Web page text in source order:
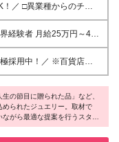
！／ □異業種からのチャ
～50代のスタッフが活
客のプロフェッショナ
から直接いただく感謝
つだけの商品づくりを支
経験者 月給25万円～40
には、別途、店長手当及
6カ月間の試用期間あ
雇用となります。その他
採用中！／ ※百貨店内で
りません
屋店】 大阪府大阪市中
条通河原町西入真町52
島屋店】 愛知県名古屋
の節目に贈られた品」など、
められたジュエリー。取材で
がら最適な提案を行うスタッ
材の知識、提案力も自然と身
お願いしたい」という言葉を